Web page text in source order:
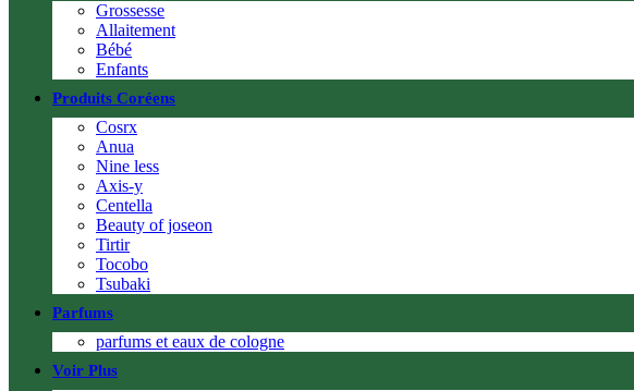
Grossesse
Allaitement
Bébé
Enfants
Produits Coréens
Cosrx
Anua
Nine less
Axis-y
Centella
Beauty of joseon
Tirtir
Tocobo
Tsubaki
Parfums
parfums et eaux de cologne
Voir Plus